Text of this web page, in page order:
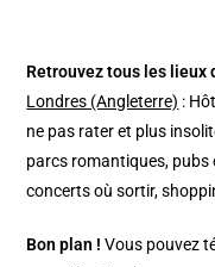
Retrouvez tous les lieux
Londres (Angleterre) :
ne pas rater et plus
parcs romantiques, pubs
concerts où sortir,
Bon plan !Vous pouvez